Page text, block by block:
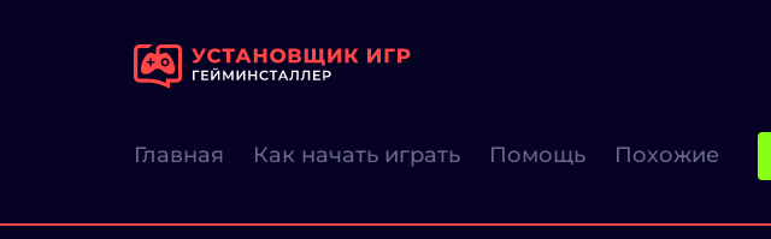
Главная Как начать играть Помощь Похожие